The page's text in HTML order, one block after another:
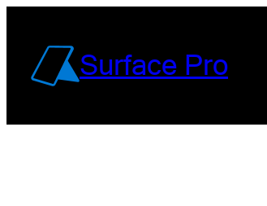
содержимомуSurface Pro